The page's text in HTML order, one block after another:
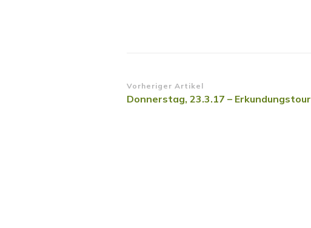
Beitragsnavigation
Vorheriger Artikel
Donnerstag, 23.3.17 – Erkundungstour